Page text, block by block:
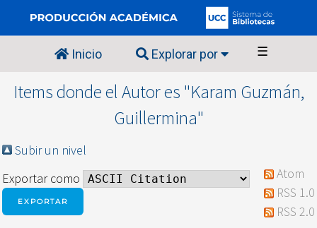
Inicio Explorar por ☰
Items donde el Autor es "Karam Guzmán,
Guillermina"
Subir un nivel
Exportar como
Atom
RSS 1.0
RSS 2.0